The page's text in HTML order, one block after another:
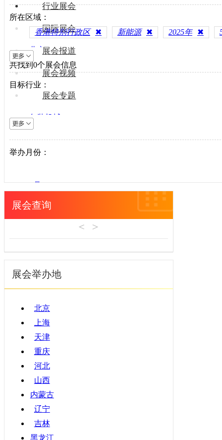
行业展会
国际展会
展会报道
展会视频
展会专题
香港特别行政区 ✖ 新能源 ✖ 2025年 ✖
共找到0个展会信息
所在区域：
北京
上海
天津
重庆
山西
内蒙古
辽宁
黑龙江
江苏
江西
山东
河南
湖北
湖南
广东
广西
海南
四川
贵州
云南
西藏
陕西
目标行业：
包装机械
电梯设备
电子制造
供水处理
轨道交通
机床工具
建材机械
暖通空调
汽车制造
橡塑机械
烟草机械
医疗设备
印刷机械
举办月份：
1月
2月
6月
7月
8月
9月
10月
11月
12月
展会查询
展会举办地
北京
上海
天津
重庆
河北
山西
内蒙古
辽宁
吉林
黑龙江